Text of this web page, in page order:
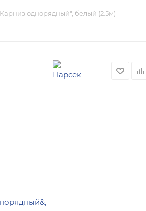
однорядный", белый (2.5м)